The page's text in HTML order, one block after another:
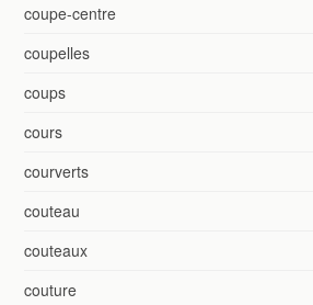
coupe-centre
coupelles
coups
cours
courverts
couteau
couteaux
couture